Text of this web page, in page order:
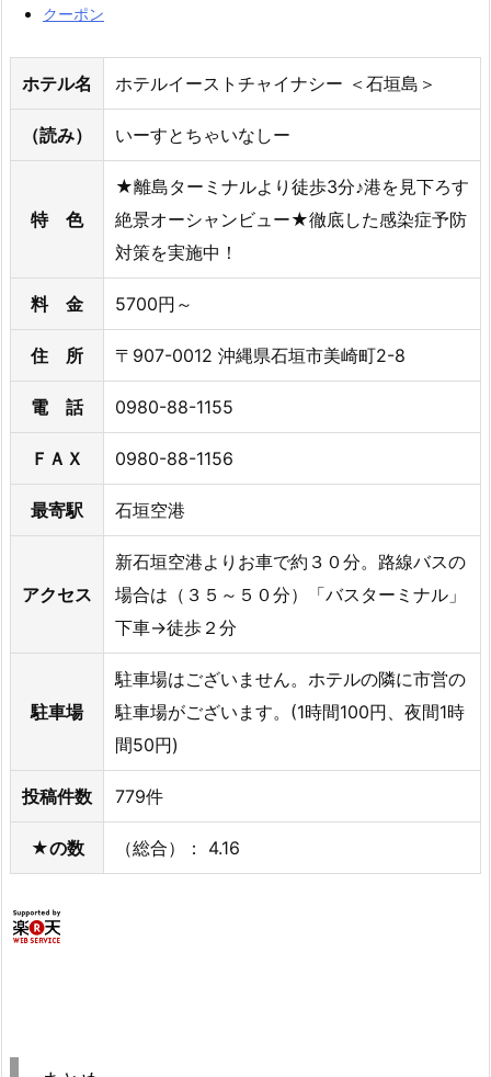
クーポン
ホテル名 ホテルイーストチャイナシー ＜石垣島＞
（読み） いーすとちゃいなしー
特 色
★離島ターミナルより徒歩3分♪港を見下ろす
絶景オーシャンビュー★徹底した感染症予防
対策を実施中！
料 金 5700円～
住 所 〒907-0012 沖縄県石垣市美崎町2-8
電 話 0980-88-1155
ＦＡＸ 0980-88-1156
最寄駅 石垣空港
アクセス
新石垣空港よりお車で約３０分。路線バスの
場合は（３５～５０分）「バスターミナル」
下車→徒歩２分
駐車場
駐車場はございません。ホテルの隣に市営の
駐車場がございます。(1時間100円、夜間1時
間50円)
投稿件数 779件
★の数 （総合）： 4.16